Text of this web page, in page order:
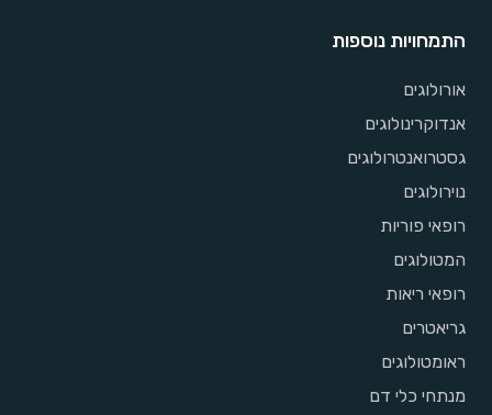
התמחויות נוספות
אורולוגים
אנדוקרינולוגים
גסטרואנטרולוגים
נוירולוגים
רופאי פוריות
המטולוגים
רופאי ריאות
גריאטרים
ראומטולוגים
מנתחי כלי דם